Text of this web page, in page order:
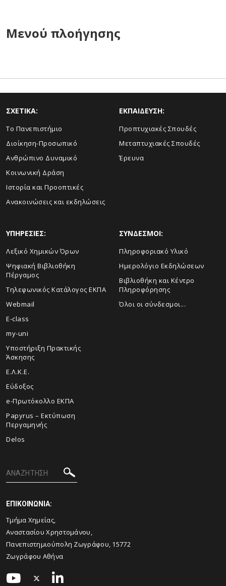
Μενού πλοήγησης
ΣΧΕΤΙΚΑ:
Το Πανεπιστήμιο
Διοίκηση-Προσωπικό
Ανθρώπινο Δυναμικό
Κοινωνική Δράση
Ιστορία και Προοπτικές
Ανακοινώσεις και εκδηλώσεις
ΕΚΠΑΙΔΕΥΣΗ:
Προπτυχιακές Σπουδές
Μεταπτυχιακές Σπουδές
Έρευνα
ΥΠΗΡΕΣΙΕΣ:
Λεξικό Χημικών Όρων
Ψηφιακή Βιβλιοθήκη
Πέργαμος
Τηλεφωνικός Κατάλογος ΕΚΠΑ
Webmail
E-class
my-uni
Υποστήριξη Πρακτικής
Άσκησης
Ε.Λ.Κ.Ε.
Εύδοξος
e-Πρωτόκολλο ΕΚΠΑ
Papyrus – Εκτύπωση
Περγαμηνής
Delos
ΣΥΝΔΕΣΜΟΙ:
Πληροφοριακό Υλικό
Ημερολόγιο Εκδηλώσεων
Βιβλιοθήκη και Κέντρο
Πληροφόρησης
Όλοι οι σύνδεσμοι...
ΕΠΙΚΟΙΝΩΝΙΑ:
Τμήμα Χημείας,
Αναστασίου Χρηστομάνου,
Πανεπιστημιούπολη Ζωγράφου, 15772
Ζωγράφου Αθήνα